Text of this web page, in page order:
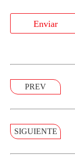
Enviar
PREV
SIGUIENTE